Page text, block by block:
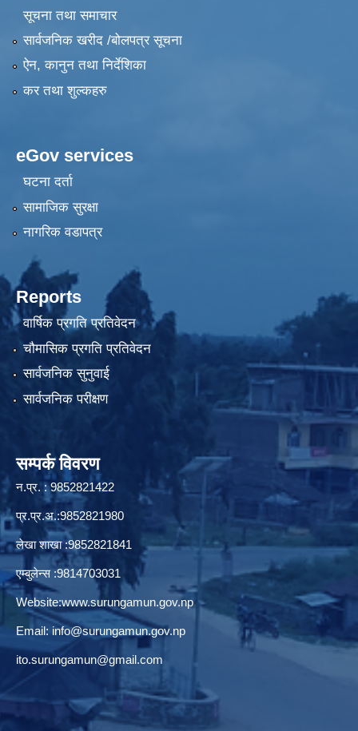
सूचना तथा समाचार
सार्वजनिक खरीद /बोलपत्र सूचना
ऐन, कानुन तथा निर्देशिका
कर तथा शुल्कहरु
eGov services
घटना दर्ता
सामाजिक सुरक्षा
नागरिक वडापत्र
Reports
वार्षिक प्रगति प्रतिवेदन
चौमासिक प्रगति प्रतिवेदन
सार्वजनिक सुनुवाई
सार्वजनिक परीक्षण
सम्पर्क विवरण
न.प्र. : 9852821422
प्र.प्र.अ.:9852821980
लेखा शाखा :9852821841
एम्बुलेन्स :9814703031
Website:www.surungamun.gov.np
Email: info@surungamun.gov.np
ito.surungamun@gmail.com